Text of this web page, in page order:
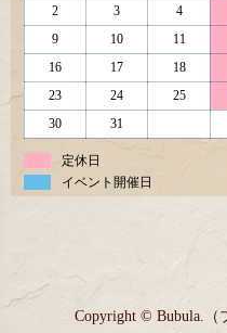
2
3 4
9
10 11
16
17 18
23
24 25
30
31
定休日
イベント開催日
Copyright © Bubula.（